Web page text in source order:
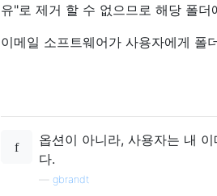
유"로 제거 할 수 없으므로 해당 폴
이메일 소프트웨어가 사용자에게 폴
옵션이 아니라, 사용자는 내
다.
gbrandt